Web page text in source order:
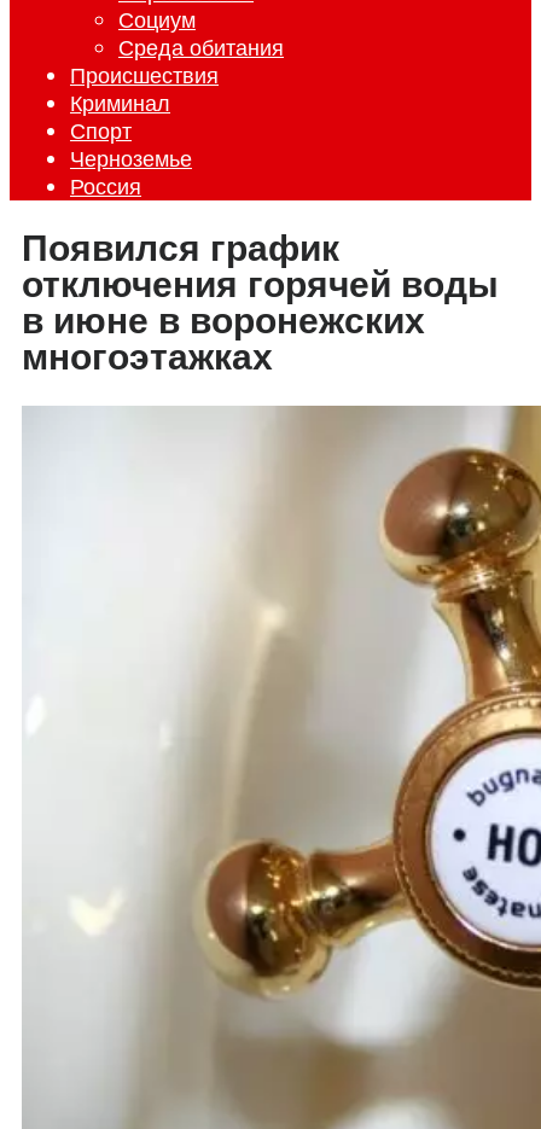
Социум
Среда обитания
Происшествия
Криминал
Спорт
Черноземье
Россия
Появился график
отключения горячей воды
в июне в воронежских
многоэтажках